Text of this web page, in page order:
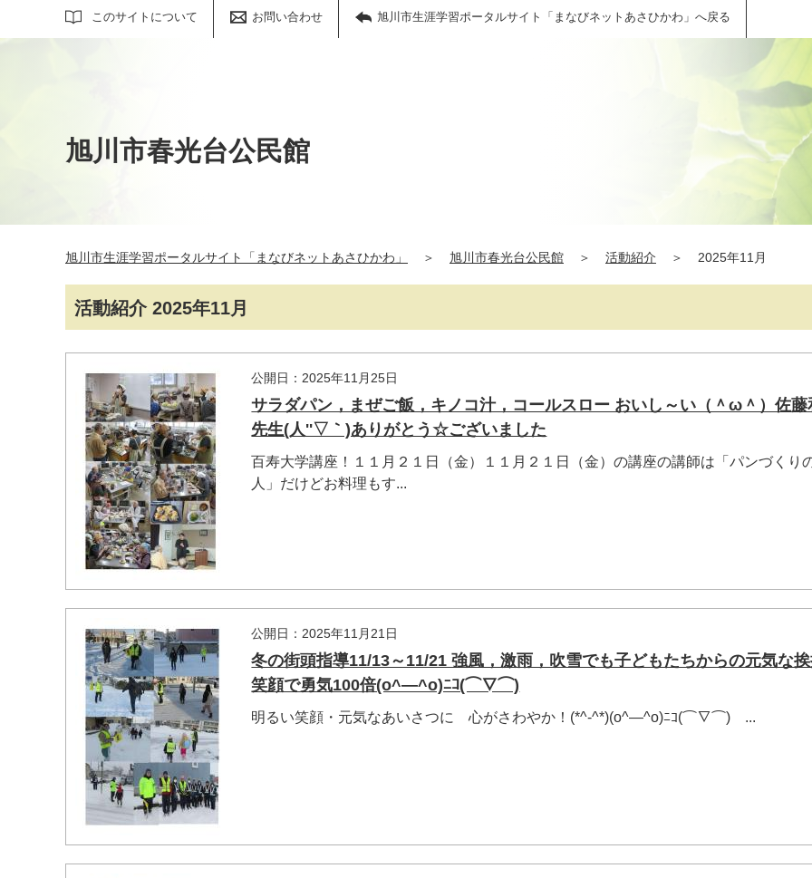
このサイトについて お問い合わせ 旭川市生涯学習ポータルサイト「まなびネットあさひかわ」へ戻る
サイト内検索
旭川市春光台公民館
旭川市生涯学習ポータルサイト「まなびネットあさひかわ」 ＞ 旭川市春光台公民館 ＞ 活動紹介 ＞ 2025年11月
活動紹介 2025年11月
公開日：2025年11月25日
サラダパン，まぜご飯，キノコ汁，コールスロー おいし～い（＾ω＾）佐藤
先生(人''▽｀)ありがとう☆ございました
百寿大学講座！１１月２１日（金）１１月２１日（金）の講座の講師は「パンづくり
人」だけどお料理もす...
公開日：2025年11月21日
冬の街頭指導11/13～11/21 強風，激雨，吹雪でも子どもたちからの元気な挨
笑顔で勇気100倍(o^―^o)ﾆｺ(⌒∇⌒)
明るい笑顔・元気なあいさつに 心がさわやか！(*^-^*)(o^―^o)ﾆｺ(⌒∇⌒) ...
マイメディア検索